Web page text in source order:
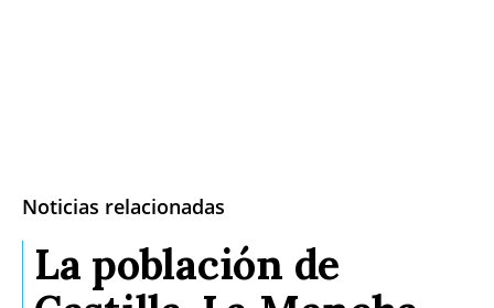
Noticias relacionadas
La población de